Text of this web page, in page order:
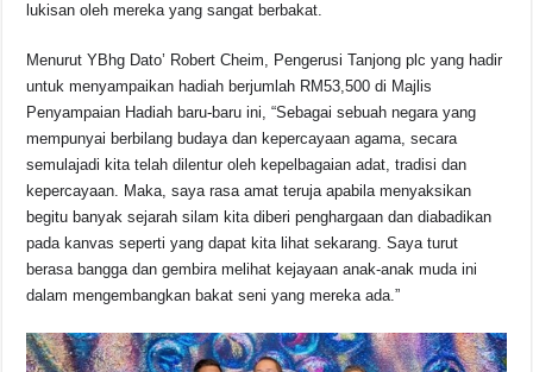
lukisan oleh mereka yang sangat berbakat.
Menurut YBhg Dato’ Robert Cheim, Pengerusi Tanjong plc yang hadir
untuk menyampaikan hadiah berjumlah RM53,500 di Majlis
Penyampaian Hadiah baru-baru ini, “Sebagai sebuah negara yang
mempunyai berbilang budaya dan kepercayaan agama, secara
semulajadi kita telah dilentur oleh kepelbagaian adat, tradisi dan
kepercayaan. Maka, saya rasa amat teruja apabila menyaksikan
begitu banyak sejarah silam kita diberi penghargaan dan diabadikan
pada kanvas seperti yang dapat kita lihat sekarang. Saya turut
berasa bangga dan gembira melihat kejayaan anak-anak muda ini
dalam mengembangkan bakat seni yang mereka ada.”